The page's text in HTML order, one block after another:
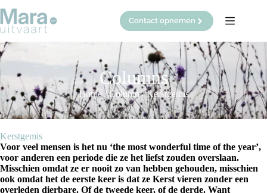
naar
de
inhoud
Contact opnemen
Columns
Home/Column/Kerstgemis
Kerstgemis
Voor veel mensen is het nu ‘the most wonderful time of the year’,
voor anderen een periode die ze het liefst zouden overslaan.
Misschien omdat ze er nooit zo van hebben gehouden, misschien
ook omdat het de eerste keer is dat ze Kerst vieren zonder een
overleden dierbare. Of de tweede keer, of de derde. Want